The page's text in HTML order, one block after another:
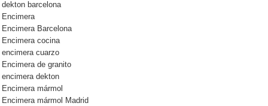
dekton barcelona
Encimera
Encimera Barcelona
Encimera cocina
encimera cuarzo
Encimera de granito
encimera dekton
Encimera mármol
Encimera mármol Madrid